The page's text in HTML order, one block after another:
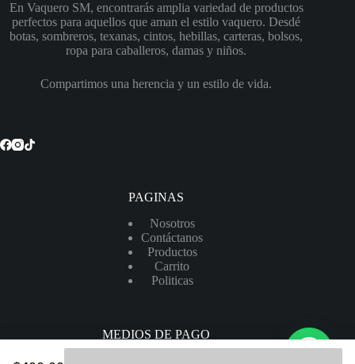
En Vaquero SM, encontrarás amplia variedad de productos
perfectos para aquellos que aman el estilo vaquero. Desdé
botas, sombreros, texanas, cintos, hebillas, carteras, bolsos,
ropa para caballeros, damas y niños.
Compartimos una herencia y un estilo de vida.
PAGINAS
Nosotros
Contáctanos
Productos
Carrito
Politicas
MEDIOS DE PAGO